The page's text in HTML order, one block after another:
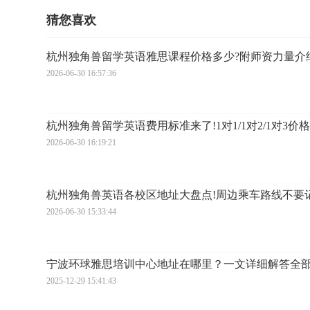
猜您喜欢
杭州独角兽留学英语雅思课程价格多少?附师资力量介
2026-06-30 16:57:36
杭州独角兽留学英语费用标准来了!1对1/1对2/1对3价格
2026-06-30 16:19:21
杭州独角兽英语各校区地址大盘点!周边乘车路线不要
2026-06-30 15:33:44
宁波环球雅思培训中心地址在哪里？一文详细解答全
2025-12-29 15:41:43